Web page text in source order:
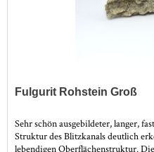
Fulgurit Rohstein Groß
Sehr schön ausgebildeter, langer,
Struktur des Blitzkanals deutlich
lebendigen Oberflächenstruktur.